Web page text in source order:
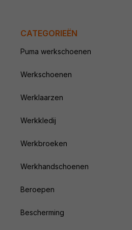
CATEGORIEËN
Puma werkschoenen
Werkschoenen
Werklaarzen
Werkkledij
Werkbroeken
Werkhandschoenen
Beroepen
Bescherming